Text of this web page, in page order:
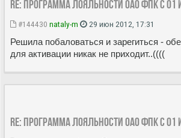
Re: Программа лояльности ОАО ФПК с
#144430 nataly-m 29 июн 2012, 17:31
Решила побаловаться и зарегиться -
для активации никак не приходит..((((
Re: Программа лояльности ОАО ФПК с